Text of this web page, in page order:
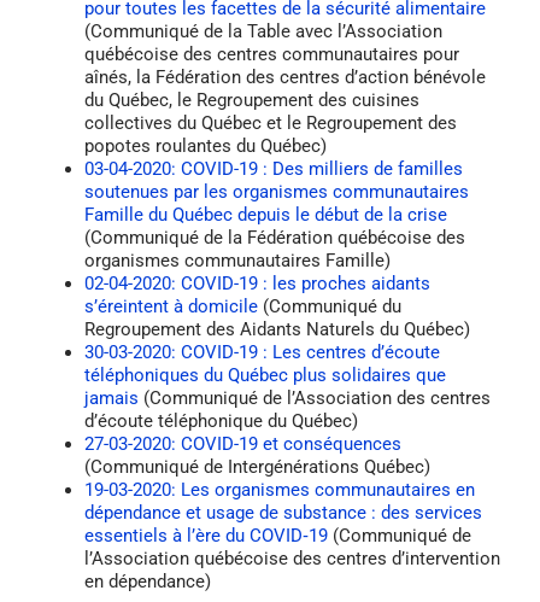
pour toutes les facettes de la sécurité alimentaire
(Communiqué de la Table avec l’Association
québécoise des centres communautaires pour
aînés, la Fédération des centres d’action bénévole
du Québec, le Regroupement des cuisines
collectives du Québec et le Regroupement des
popotes roulantes du Québec)
03-04-2020: COVID-19 : Des milliers de familles
soutenues par les organismes communautaires
Famille du Québec depuis le début de la crise
(Communiqué de la Fédération québécoise des
organismes communautaires Famille)
02-04-2020: COVID-19 : les proches aidants
s’éreintent à domicile (Communiqué du
Regroupement des Aidants Naturels du Québec)
30-03-2020: COVID-19 : Les centres d’écoute
téléphoniques du Québec plus solidaires que
jamais (Communiqué de l’Association des centres
d’écoute téléphonique du Québec)
27-03-2020: COVID-19 et conséquences
(Communiqué de Intergénérations Québec)
19-03-2020: Les organismes communautaires en
dépendance et usage de substance : des services
essentiels à l’ère du COVID‐19 (Communiqué de
l’Association québécoise des centres d’intervention
en dépendance)